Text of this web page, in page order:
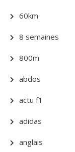
60km
8 semaines
800m
abdos
actu f1
adidas
anglais